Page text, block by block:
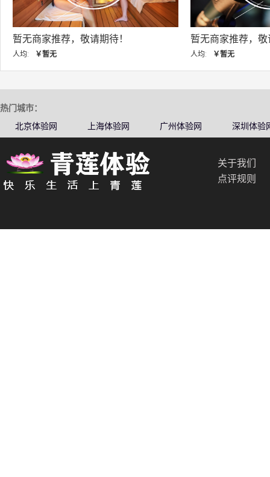
商家推荐，敬请期待！
￥暂无
暂无商家推荐，敬请期
￥暂无
热门城市：
北京体验网
上海体验网 广州体验网 深圳体验
关于我们
点评规则